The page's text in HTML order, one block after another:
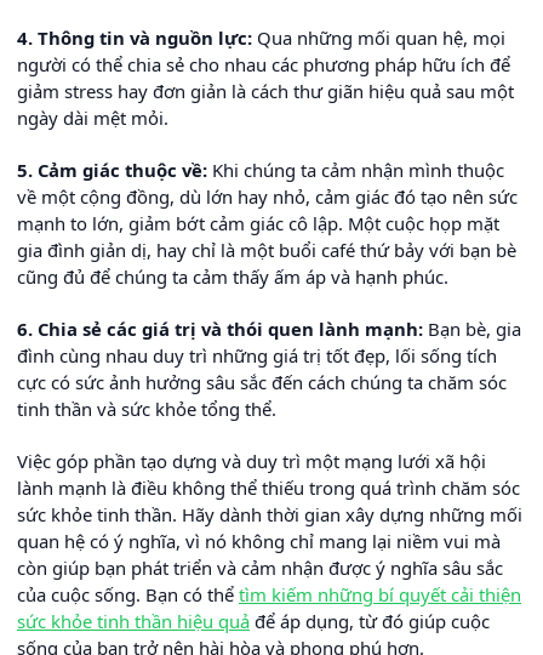
4. Thông tin và nguồn lực: Qua những mối quan hệ, mọi
người có thể chia sẻ cho nhau các phương pháp hữu ích để
giảm stress hay đơn giản là cách thư giãn hiệu quả sau một
ngày dài mệt mỏi.
5. Cảm giác thuộc về: Khi chúng ta cảm nhận mình thuộc
về một cộng đồng, dù lớn hay nhỏ, cảm giác đó tạo nên sức
mạnh to lớn, giảm bớt cảm giác cô lập. Một cuộc họp mặt
gia đình giản dị, hay chỉ là một buổi café thứ bảy với bạn bè
cũng đủ để chúng ta cảm thấy ấm áp và hạnh phúc.
6. Chia sẻ các giá trị và thói quen lành mạnh: Bạn bè, gia
đình cùng nhau duy trì những giá trị tốt đẹp, lối sống tích
cực có sức ảnh hưởng sâu sắc đến cách chúng ta chăm sóc
tinh thần và sức khỏe tổng thể.
Việc góp phần tạo dựng và duy trì một mạng lưới xã hội
lành mạnh là điều không thể thiếu trong quá trình chăm sóc
sức khỏe tinh thần. Hãy dành thời gian xây dựng những mối
quan hệ có ý nghĩa, vì nó không chỉ mang lại niềm vui mà
còn giúp bạn phát triển và cảm nhận được ý nghĩa sâu sắc
của cuộc sống. Bạn có thể tìm kiếm những bí quyết cải thiện
sức khỏe tinh thần hiệu quả để áp dụng, từ đó giúp cuộc
sống của bạn trở nên hài hòa và phong phú hơn.